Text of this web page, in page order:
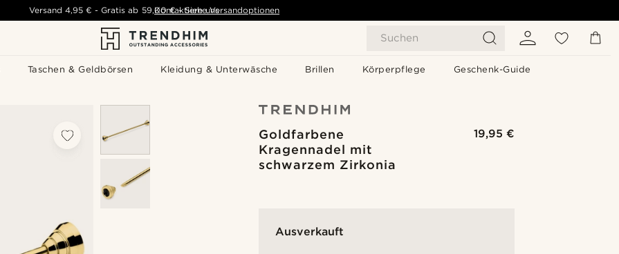
Suchen
Taschen & Geldbörsen Kleidung & Unterwäsche Brillen Körperpflege Geschenk-Guide
Versand 4,95 € -Gratis ab 59,00 € - Siehe Versandoptionen
Kontaktiere uns
Goldfarbene
Kragennadel mit
schwarzem Zirkonia
19,95 €
Ausverkauft